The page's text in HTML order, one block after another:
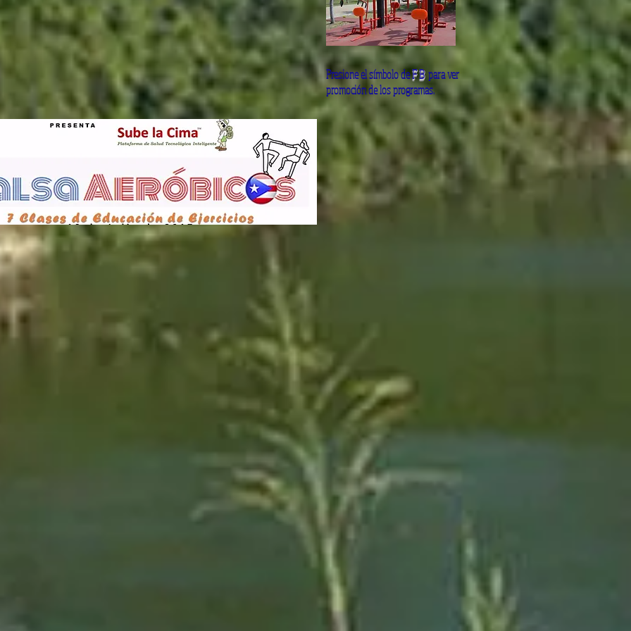
Presione el símbolo deFBpara ver
promoción de los programas.